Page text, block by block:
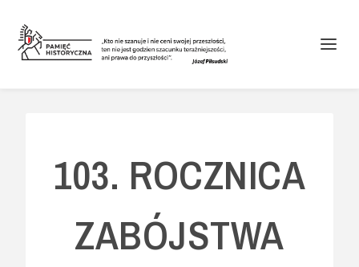
103. ROCZNICA
ZABÓJSTWA